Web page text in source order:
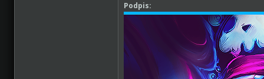
Podpis: